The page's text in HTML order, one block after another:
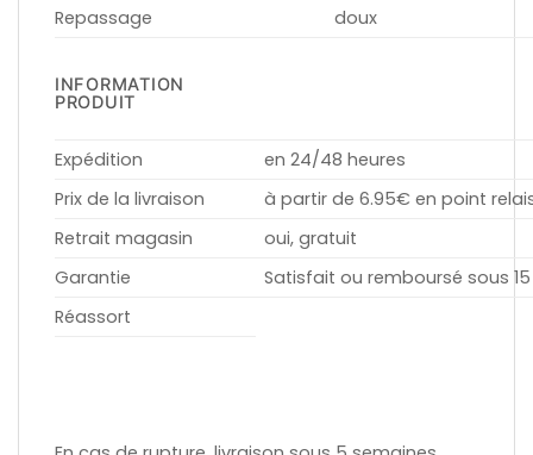
Repassage
doux
INFORMATION
PRODUIT
Expédition
en 24/48 heures
Prix de la livraison
à partir de 6.95€ en point
Retrait magasin
oui, gratuit
Garantie
Satisfait ou remboursé sous
Réassort